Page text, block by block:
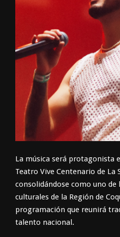
La música será protagonista
Teatro Vive Centenario de La
consolidándose como uno de
culturales de la Región de
programación que reunirá
talento nacional.